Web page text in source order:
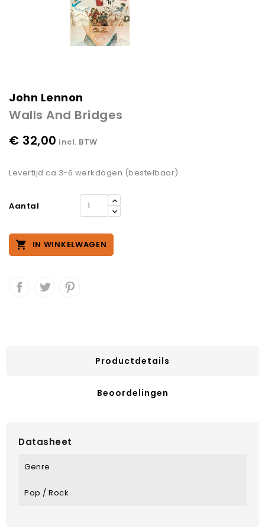
John Lennon
Walls And Bridges
€ 32,00 incl. BTW
Levertijd ca 3-6 werkdagen (bestelbaar)
Aantal
 IN WINKELWAGEN
Productdetails
Beoordelingen
Datasheet
Genre
Pop / Rock